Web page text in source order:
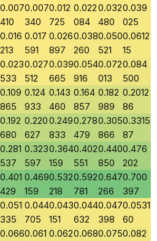
0.007
410
0.007
340
0.012
725
0.022
084
0.032
480
0.039
025
0.016
213
0.017
591
0.026
897
0.038
260
0.050
521
0.0612
15
0.023
533
0.027
512
0.039
665
0.054
916
0.072
013
0.084
500
0.109
865
0.124
933
0.143
460
0.164
857
0.182
989
0.2012
86
0.192
680
0.220
627
0.249
833
0.278
479
0.305
866
0.3315
87
0.281
537
0.323
597
0.364
159
0.402
551
0.440
850
0.476
202
0.401
429
0.469
159
0.532
218
0.592
781
0.647
266
0.700
397
0.051
335
0.044
705
0.043
151
0.044
632
0.047
398
0.0531
60
0.0660.061 0.0620.0680.0750.082